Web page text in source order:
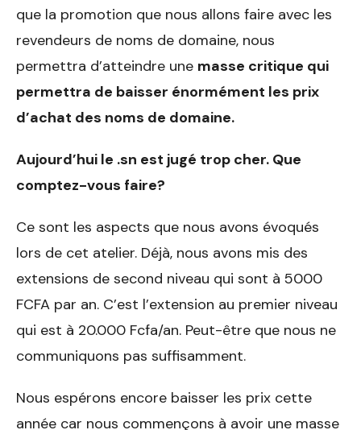
que la promotion que nous allons faire avec les
revendeurs de noms de domaine, nous
permettra d’atteindre une masse critique qui
permettra de baisser énormément les prix
d’achat des noms de domaine.
Aujourd’hui le .sn est jugé trop cher. Que
comptez-vous faire?
Ce sont les aspects que nous avons évoqués
lors de cet atelier. Déjà, nous avons mis des
extensions de second niveau qui sont à 5000
FCFA par an. C’est l’extension au premier niveau
qui est à 20.000 Fcfa/an. Peut-être que nous ne
communiquons pas suffisamment.
Nous espérons encore baisser les prix cette
année car nous commençons à avoir une masse